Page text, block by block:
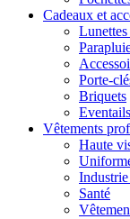
Cadeaux et
Porte-
Briquets
Eventails
Vêtements
Haute
Santé